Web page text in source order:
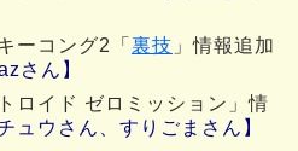
ーコング2「 裏技 」情報追加
さん】
ロイド ゼロミッション」情
ュウさん、すりごまさん】